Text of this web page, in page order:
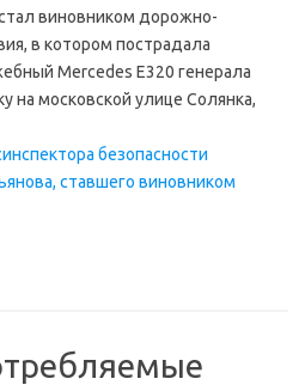
виновником дорожно-
в котором пострадала
Mercedes E320 генерала
на московской улице Солянка,
безопасности
ставшего виновником